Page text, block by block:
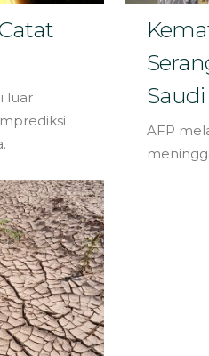
luar
Saudi
AFP